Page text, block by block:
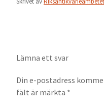
Lämna ett svar
Din e-postadress
fält är märkta *